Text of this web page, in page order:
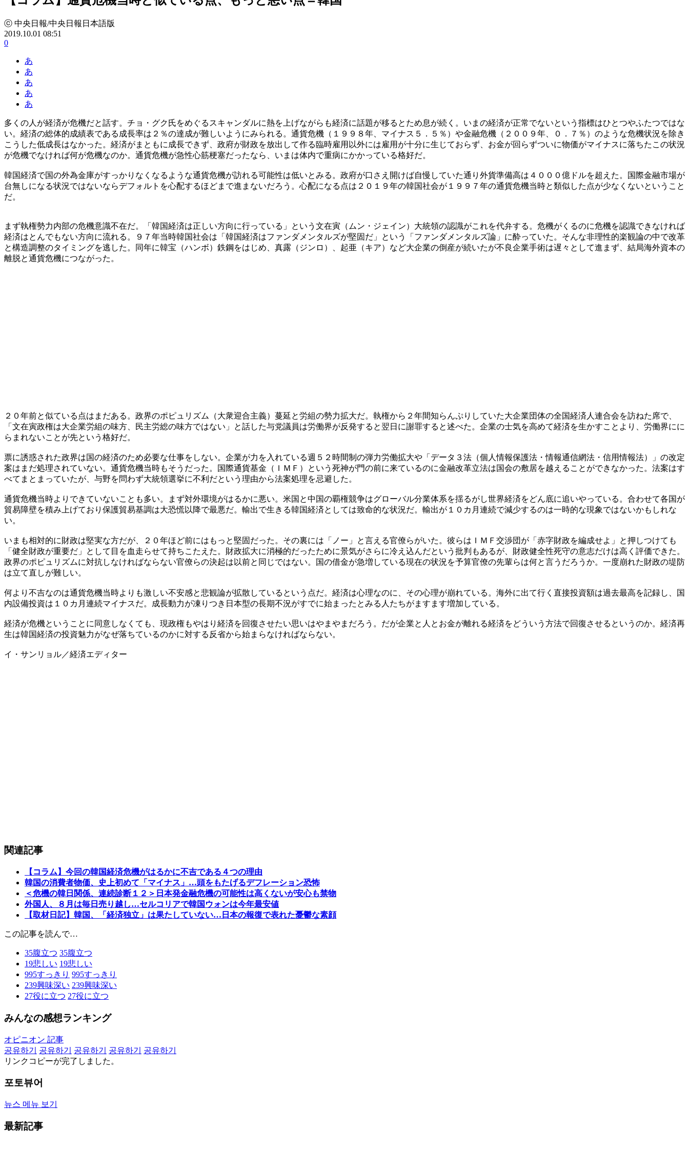
ⓒ 中央日報/中央日報日本語版
2019.10.01 08:51
0
あ
あ
あ
あ
あ
多くの人が経済が危機だと話す。チョ・グク氏をめぐるスキャンダルに熱を上げながらも経済に話題が移るとため息が続く。いまの経済が正常でないという指標はひとつやふたつではな
い。経済の総体的成績表である成長率は２％の達成が難しいようにみられる。通貨危機（１９９８年、マイナス５．５％）や金融危機（２００９年、０．７％）のような危機状況を除き
こうした低成長はなかった。経済がまともに成長できず、政府が財政を放出して作る臨時雇用以外には雇用が十分に生じておらず、お金が回らずついに物価がマイナスに落ちたこの状況
が危機でなければ何が危機なのか。通貨危機が急性心筋梗塞だったなら、いまは体内で重病にかかっている格好だ。
韓国経済で国の外為金庫がすっかりなくなるような通貨危機が訪れる可能性は低いとみる。政府が口さえ開けば自慢していた通り外貨準備高は４０００億ドルを超えた。国際金融市場が
台無しになる状況ではないならデフォルトを心配するほどまで進まないだろう。心配になる点は２０１９年の韓国社会が１９９７年の通貨危機当時と類似した点が少なくないということ
だ。
まず執権勢力内部の危機意識不在だ。「韓国経済は正しい方向に行っている」という文在寅（ムン・ジェイン）大統領の認識がこれを代弁する。危機がくるのに危機を認識できなければ
経済はとんでもない方向に流れる。９７年当時韓国社会は「韓国経済はファンダメンタルズが堅固だ」という「ファンダメンタルズ論」に酔っていた。そんな非理性的楽観論の中で改革
と構造調整のタイミングを逃した。同年に韓宝（ハンボ）鉄鋼をはじめ、真露（ジンロ）、起亜（キア）など大企業の倒産が続いたが不良企業手術は遅々として進まず、結局海外資本の
離脱と通貨危機につながった。
２０年前と似ている点はまだある。政界のポピュリズム（大衆迎合主義）蔓延と労組の勢力拡大だ。執権から２年間知らんぷりしていた大企業団体の全国経済人連合会を訪ねた席で、
「文在寅政権は大企業労組の味方、民主労総の味方ではない」と話した与党議員は労働界が反発すると翌日に謝罪すると述べた。企業の士気を高めて経済を生かすことより、労働界にに
らまれないことが先という格好だ。
票に誘惑された政界は国の経済のため必要な仕事をしない。企業が力を入れている週５２時間制の弾力労働拡大や「データ３法（個人情報保護法・情報通信網法・信用情報法）」の改定
案はまだ処理されていない。通貨危機当時もそうだった。国際通貨基金（ＩＭＦ）という死神が門の前に来ているのに金融改革立法は国会の敷居を越えることができなかった。法案はす
べてまとまっていたが、与野を問わず大統領選挙に不利だという理由から法案処理を忌避した。
通貨危機当時よりできていないことも多い。まず対外環境がはるかに悪い。米国と中国の覇権競争はグローバル分業体系を揺るがし世界経済をどん底に追いやっている。合わせて各国が
貿易障壁を積み上げており保護貿易基調は大恐慌以降で最悪だ。輸出で生きる韓国経済としては致命的な状況だ。輸出が１０カ月連続で減少するのは一時的な現象ではないかもしれな
い。
いまも相対的に財政は堅実な方だが、２０年ほど前にはもっと堅固だった。その裏には「ノー」と言える官僚らがいた。彼らはＩＭＦ交渉団が「赤字財政を編成せよ」と押しつけても
「健全財政が重要だ」として目を血走らせて持ちこたえた。財政拡大に消極的だったために景気がさらに冷え込んだという批判もあるが、財政健全性死守の意志だけは高く評価できた。
政界のポピュリズムに対抗しなければならない官僚らの決起は以前と同じではない。国の借金が急増している現在の状況を予算官僚の先輩らは何と言うだろうか。一度崩れた財政の堤防
は立て直しが難しい。
何より不吉なのは通貨危機当時よりも激しい不安感と悲観論が拡散しているという点だ。経済は心理なのに、その心理が崩れている。海外に出て行く直接投資額は過去最高を記録し、国
内設備投資は１０カ月連続マイナスだ。成長動力が凍りつき日本型の長期不況がすでに始まったとみる人たちがますます増加している。
経済が危機ということに同意しなくても、現政権もやはり経済を回復させたい思いはやまやまだろう。だが企業と人とお金が離れる経済をどういう方法で回復させるというのか。経済再
生は韓国経済の投資魅力がなぜ落ちているのかに対する反省から始まらなければならない。
イ・サンリョル／経済エディター
関連記事
【コラム】今回の韓国経済危機がはるかに不吉である４つの理由
韓国の消費者物価、史上初めて「マイナス」…頭をもたげるデフレーション恐怖
＜危機の韓日関係、連続診断１２＞日本発金融危機の可能性は高くないが安心も禁物
外国人、８月は毎日売り越し…セルコリアで韓国ウォンは今年最安値
【取材日記】韓国、「経済独立」は果たしていない…日本の報復で表れた憂鬱な素顔
この記事を読んで…
35腹立つ 35腹立つ
19悲しい 19悲しい
995すっきり 995すっきり
239興味深い 239興味深い
27役に立つ 27役に立つ
みんなの感想ランキング
オピニオン 記事
공유하기
공유하기 공유하기 공유하기
공유하기
リンクコピーが完了しました。
포토뷰어
뉴스 메뉴 보기
最新記事